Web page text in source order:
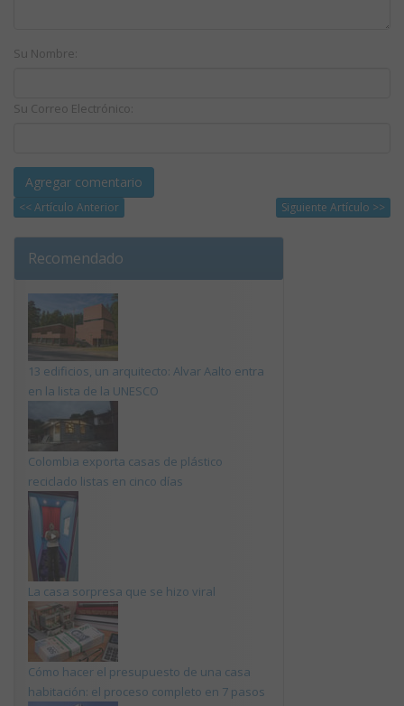
Su Nombre:
Su Correo Electrónico:
<< Artículo Anterior Siguiente Artículo >>
Recomendado
13 edificios, un arquitecto: Alvar Aalto entra
en la lista de la UNESCO
Colombia exporta casas de plástico
reciclado listas en cinco días
La casa sorpresa que se hizo viral
Cómo hacer el presupuesto de una casa
habitación: el proceso completo en 7 pasos